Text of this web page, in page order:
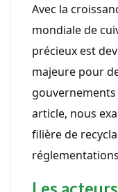
Avec la
mondiale de
précieux est
majeure pour
article, nous
filière de